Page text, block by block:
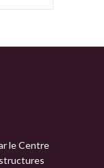
le Centre